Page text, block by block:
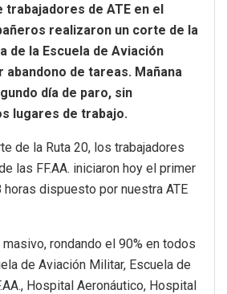
trabajadores de ATE en el
realizaron un corte de la
de la Escuela de Aviación
de tareas. Mañana
día de paro, sin
lugares de trabajo.
de la Ruta 20, los trabajadores
las FF.AA. iniciaron hoy el primer
dispuesto por nuestra ATE
rondando el 90% en todos
de Aviación Militar, Escuela de
Hospital Aeronáutico, Hospital